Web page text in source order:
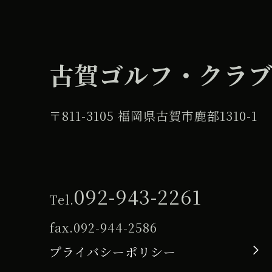
古賀ゴルフ・クラ
〒811-3105 福岡県古賀市鹿部1310-1
Tel.092-943-2261
fax.092-944-2586
プライバシーポリシー